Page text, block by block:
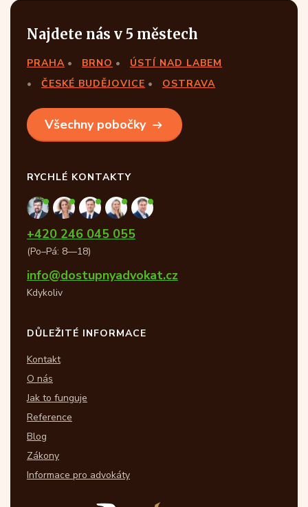
Najdete nás v 5 městech
PRAHA BRNO
ÚSTÍ NAD LABEM
ČESKÉ BUDĚJOVICE
OSTRAVA
Všechny pobočky
RYCHLÉ KONTAKTY
+420 246 045 055
(Po–Pá: 8—18)
info@dostupnyadvokat.cz
Kdykoliv
DŮLEŽITÉ INFORMACE
Kontakt
O nás
Jak to funguje
Reference
Blog
Zákony
Informace pro advokáty